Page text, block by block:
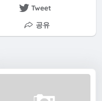
Tweet
공유